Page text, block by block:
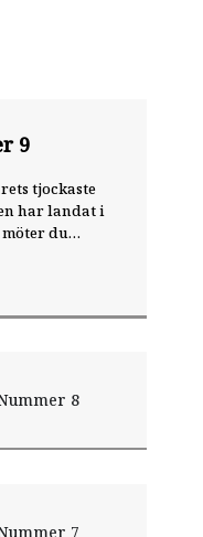
9
tjockaste
har landat i
du
8
7